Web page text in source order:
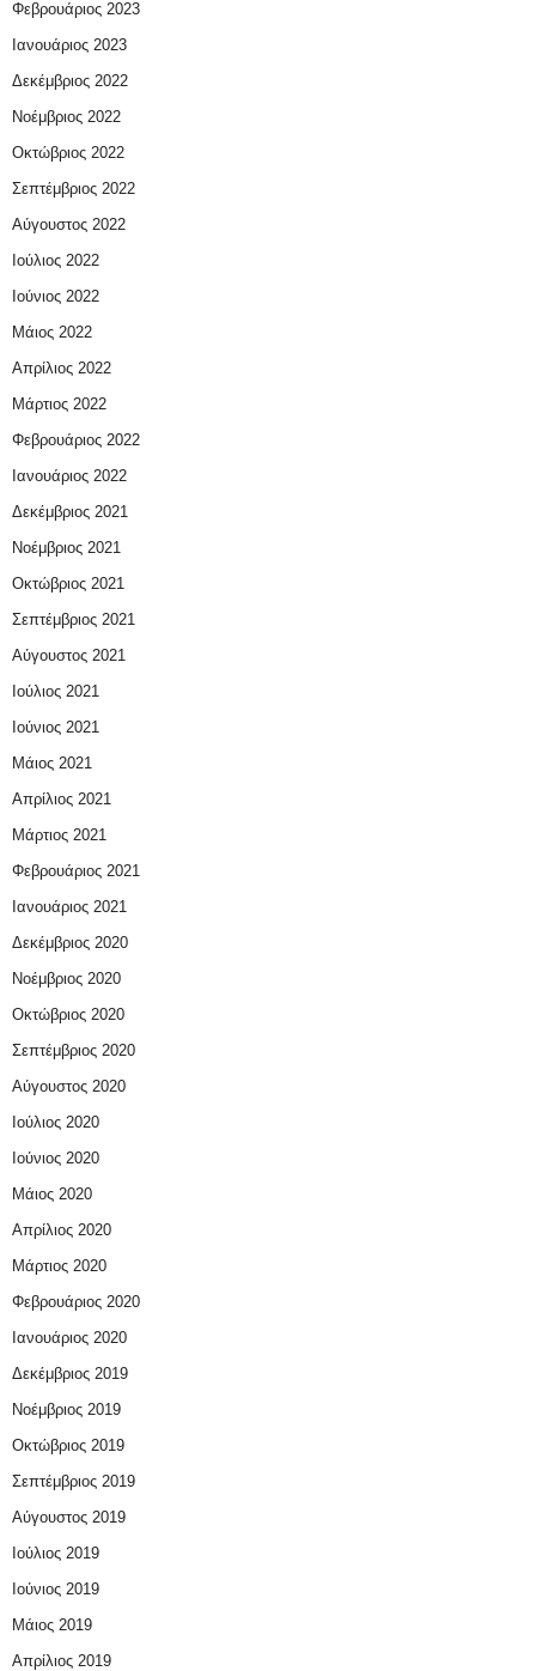
Φεβρουάριος 2023
Ιανουάριος 2023
Δεκέμβριος 2022
Νοέμβριος 2022
Οκτώβριος 2022
Σεπτέμβριος 2022
Αύγουστος 2022
Ιούλιος 2022
Ιούνιος 2022
Μάιος 2022
Απρίλιος 2022
Μάρτιος 2022
Φεβρουάριος 2022
Ιανουάριος 2022
Δεκέμβριος 2021
Νοέμβριος 2021
Οκτώβριος 2021
Σεπτέμβριος 2021
Αύγουστος 2021
Ιούλιος 2021
Ιούνιος 2021
Μάιος 2021
Απρίλιος 2021
Μάρτιος 2021
Φεβρουάριος 2021
Ιανουάριος 2021
Δεκέμβριος 2020
Νοέμβριος 2020
Οκτώβριος 2020
Σεπτέμβριος 2020
Αύγουστος 2020
Ιούλιος 2020
Ιούνιος 2020
Μάιος 2020
Απρίλιος 2020
Μάρτιος 2020
Φεβρουάριος 2020
Ιανουάριος 2020
Δεκέμβριος 2019
Νοέμβριος 2019
Οκτώβριος 2019
Σεπτέμβριος 2019
Αύγουστος 2019
Ιούλιος 2019
Ιούνιος 2019
Μάιος 2019
Απρίλιος 2019